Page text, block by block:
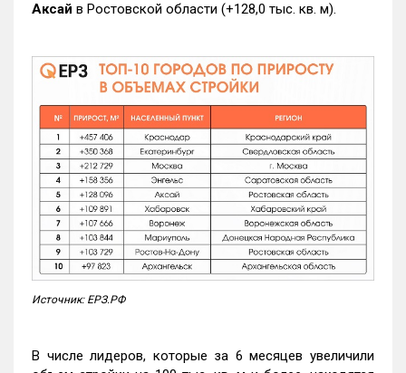
Аксай в Ростовской области (+128,0 тыс. кв. м).
Источник: ЕРЗ.РФ
В числе лидеров, которые за 6 месяцев увеличили